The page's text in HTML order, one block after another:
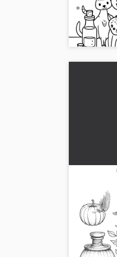
Download
af en heks
farvelæg
Heks
Hent den
kreativ
nu!...